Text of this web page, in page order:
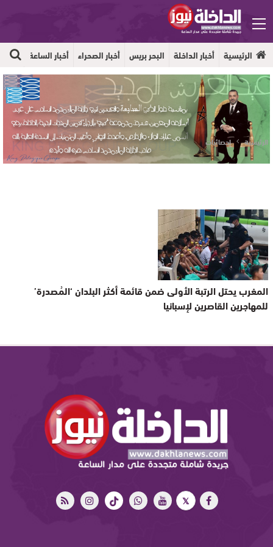
الرئيسية أخبار الداخلة البحر بريس أخبار الصحراء أخبار الساعة
الرئيسية إحصائيات
المغرب يحتل الرتبة الأولى ضمن قائمة أكثر البلدان ‘المُصدرة’
للمهاجرين القاصرين لإسبانيا